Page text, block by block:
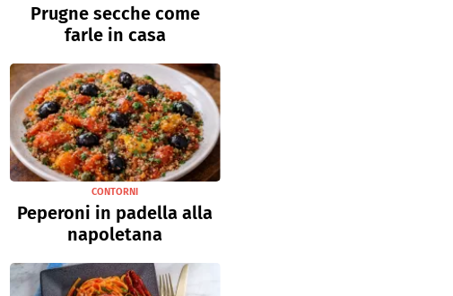
Prugne secche come
farle in casa
CONTORNI
Peperoni in padella alla
napoletana